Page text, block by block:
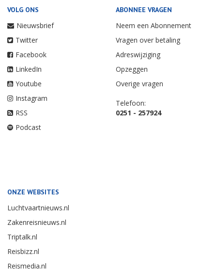
VOLG ONS
Nieuwsbrief
Twitter
Facebook
LinkedIn
Youtube
Instagram
RSS
Podcast
ABONNEE VRAGEN
Neem een Abonnement
Vragen over betaling
Adreswijziging
Opzeggen
Overige vragen
Telefoon:
0251 - 257924
ONZE WEBSITES
Luchtvaartnieuws.nl
Zakenreisnieuws.nl
Triptalk.nl
Reisbizz.nl
Reismedia.nl